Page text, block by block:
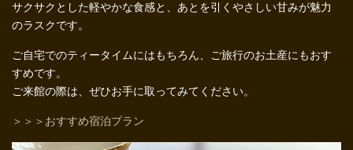
サクサクとした軽やかな食感と、あとを引くやさしい甘みが魅力
のラスクです。
ご自宅でのティータイムにはもちろん、ご旅行のお土産にもおす
すめです。
ご来館の際は、ぜひお手に取ってみてください。
＞＞＞おすすめ宿泊プラン